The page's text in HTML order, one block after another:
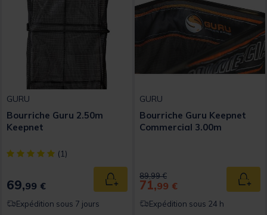
GURU
Bourriche Guru 2.50m
Keepnet
[object Object] out of 5 Customer Rating
(1)
69,99 € Ajouter au panier
Expédition sous 7 jours
GURU
Bourriche Guru Keepnet
Commercial 3.00m
Price reduced from
89,99 €to
71,99 €
Expédition sous 24 h